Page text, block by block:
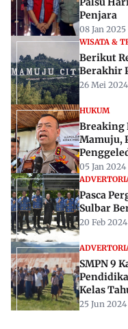
Penjara
08 Jan 2025
WISATA &
Berikut
Berakhir
26 Mei 2024
HUKUM
Breaking
Mamuju,
05 Jan 2024
Pasca
Sulbar
20 Feb 2024
SMPN 9
Kelas
25 Jun 2024